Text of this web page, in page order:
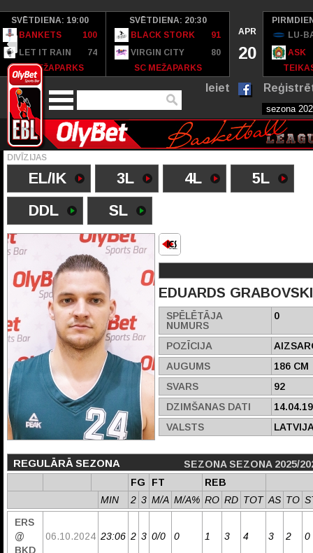
SVĒTDIENA: 19:00
BANKETS
100
LET IT RAIN
74
SC MEŽAPARKS
SVĒTDIENA: 20:30
BLACK STORK
91
VIRGIN CITY
80
SC MEŽAPARKS
APR
20
LU-
ASK
Ieiet
DIVĪZIJAS
EL/IK 3L 4L
5L
DDL
SL
EDUARDS
SPĒLĒTĀJA
NUMURS
0
POZĪCIJA
AUGUMS
186 CM
SVARS
92
DZIMŠANAS DATI
VALSTS
REGULĀRĀ SEZONA
SEZONA SEZONA 2025/
FG
FT
REB
MIN
2 3 M/A M/A% RO RD TOT AS TO
ERS
@
BKD
06.10.2024 23:06 2 3 0/0 0 1 3 4 3 2 0